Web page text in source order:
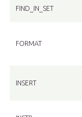
FIND_IN_SET
FORMAT
INSERT